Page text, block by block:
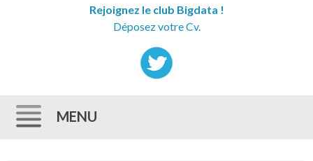
Rejoignez le club Bigdata !
Déposez votre Cv.
MENU